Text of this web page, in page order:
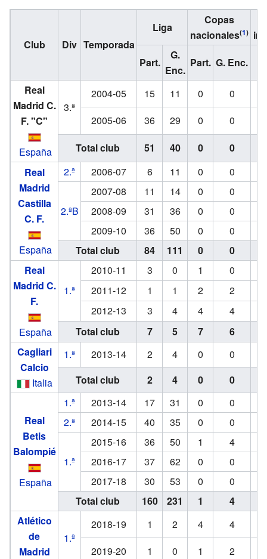
Club Div Temporada
Liga
Copas
nacionales(1)
Part.
G.
Enc.
Part. G. Enc.
Real
Madrid C.
F. "C"
España
3.ª
2004-05 15 11 0 0
2005-06
36 29 0 0
Total club
51 40 0 0
Real
Madrid
Castilla
C. F.
España
2.ª 2006-07 6 11 0 0
2.ªB
2007-08 11 14 0 0
2008-09
31 36 0 0
2009-10
36 50 0 0
Total club
84 111 0 0
Real
Madrid C.
F.
España
1.ª
2010-11 3 0 1 0
2011-12
1 1 2 2
2012-13
3 4 4 4
Total club
7 5 7 6
Cagliari
Calcio
Italia
1.ª 2013-14 2 4 0 0
Total club
2 4 0 0
Real
Betis
Balompié
España
1.ª 2013-14 17 31 0 0
2.ª
2014-15 40 35 0 0
1.ª
2015-16 36 50 1 4
2016-17
37 62 0 0
2017-18
30 53 0 0
Total club
160 231 1 4
Atlético
de
Madrid
1.ª
2018-19 1 2 4 4
2019-20
1 0 1 2